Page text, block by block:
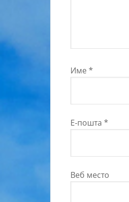
Име *
Е-пошта *
Веб место